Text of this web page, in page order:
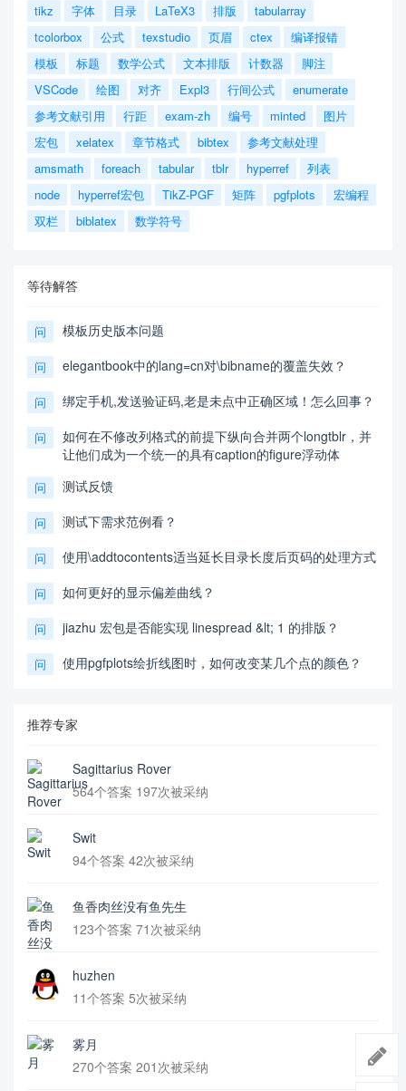
tikz 字体 目录 LaTeX3 排版
tabularray
tcolorbox
公式 texstudio 页眉 ctex
编译报错
模板
标题 数学公式 文本排版 计数器
脚注
VSCode
绘图 对齐 Expl3 行间公式
enumerate
参考文献引用
行距 exam-zh 编号 minted
图片
宏包
xelatex 章节格式 bibtex
参考文献处理
amsmath
foreach tabular tblr hyperref
列表
node
hyperref宏包 TikZ-PGF 矩阵 pgfplots
宏编程
双栏
biblatex 数学符号
等待解答
问 模板历史版本问题
问 elegantbook中的lang=cn对\bibname的覆盖失效？
问 绑定手机,发送验证码,老是未点中正确区域！怎么回事？
问
如何在不修改列格式的前提下纵向合并两个longtblr，并
让他们成为一个统一的具有caption的figure浮动体
问 测试反馈
问 测试下需求范例看？
问 使用\addtocontents适当延长目录长度后页码的处理方式
问 如何更好的显示偏差曲线？
问 jiazhu 宏包是否能实现 linespread &lt; 1 的排版？
问 使用pgfplots绘折线图时，如何改变某几个点的颜色？
推荐专家
Sagittarius Rover
564个答案 197次被采纳
Swit
94个答案 42次被采纳
鱼香肉丝没有鱼先生
123个答案 71次被采纳
huzhen
11个答案 5次被采纳
雾月
270个答案 201次被采纳